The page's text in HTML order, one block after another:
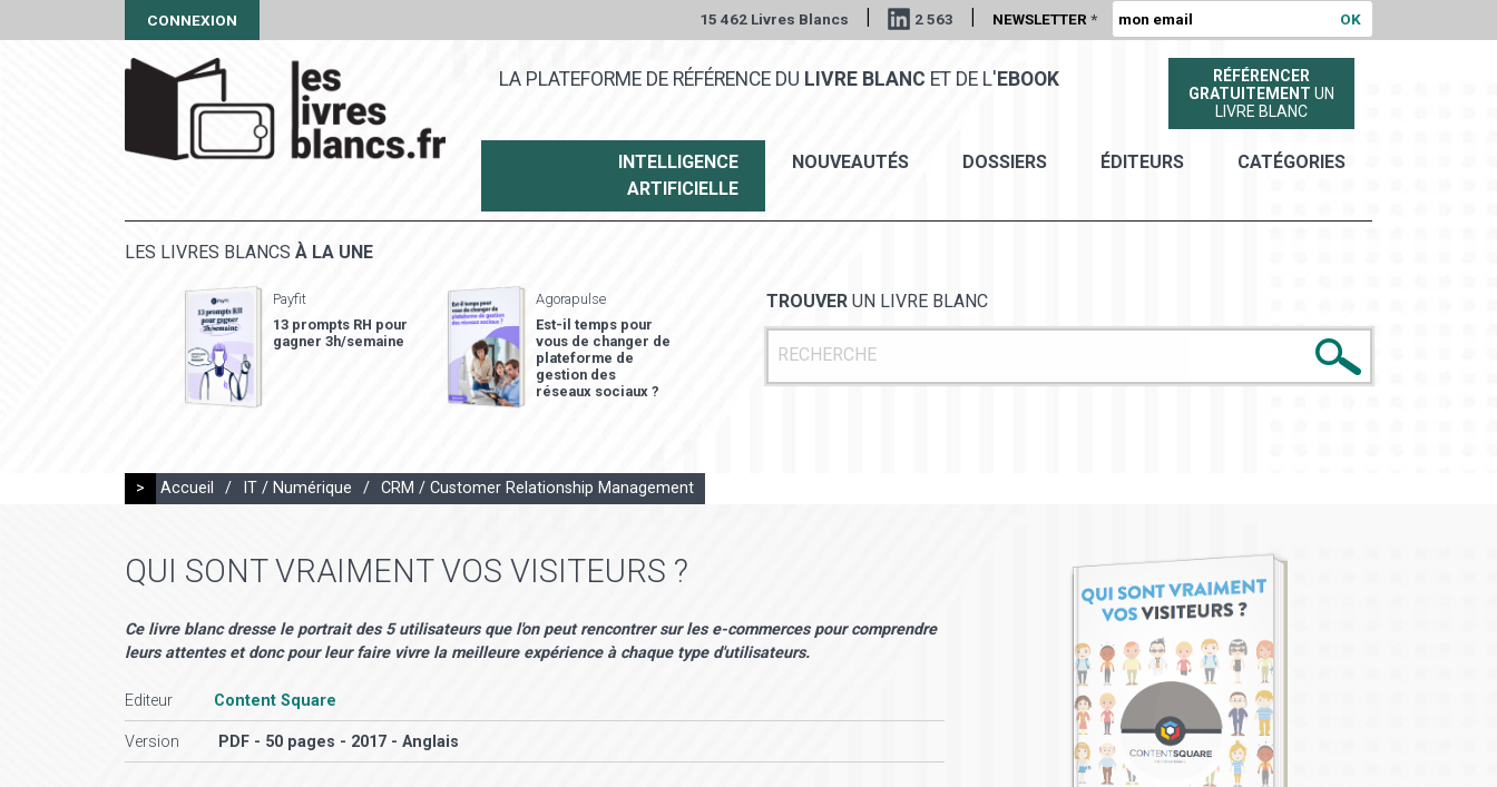
CONNEXION 15 462 Livres Blancs | 2 563 | NEWSLETTER *
LA PLATEFORME DE RÉFÉRENCE DU LIVRE BLANC ET DE L' EBOOK
RÉFÉRENCER
GRATUITEMENT UN
LIVRE BLANC
INTELLIGENCE
ARTIFICIELLE
NOUVEAUTÉS DOSSIERS ÉDITEURS CATÉGORIES
LES LIVRES BLANCS À LA UNE
Payfit
13 prompts RH pour
gagner 3h/semaine
Agorapulse
Est-il temps pour
vous de changer de
plateforme de
gestion des
réseaux sociaux ?
TROUVER UN LIVRE BLANC
> Accueil / IT / Numérique / CRM / Customer Relationship Management
QUI SONT VRAIMENT VOS VISITEURS ?
Ce livre blanc dresse le portrait des 5 utilisateurs que l'on peut rencontrer sur les e-commerces pour comprendre
leurs attentes et donc pour leur faire vivre la meilleure expérience à chaque type d'utilisateurs.
Editeur Content Square
Version PDF - 50 pages - 2017 - Anglais